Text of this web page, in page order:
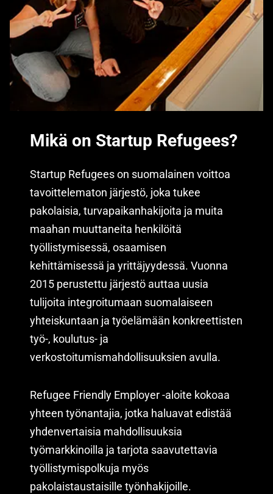
Mikä on Startup Refugees?
Startup Refugees on suomalainen voittoa
tavoittelematon järjestö, joka tukee
pakolaisia, turvapaikanhakijoita ja muita
maahan muuttaneita henkilöitä
työllistymisessä, osaamisen
kehittämisessä ja yrittäjyydessä. Vuonna
2015 perustettu järjestö auttaa uusia
tulijoita integroitumaan suomalaiseen
yhteiskuntaan ja työelämään konkreettisten
työ-, koulutus- ja
verkostoitumismahdollisuuksien avulla.
Refugee Friendly Employer -aloite kokoaa
yhteen työnantajia, jotka haluavat edistää
yhdenvertaisia mahdollisuuksia
työmarkkinoilla ja tarjota saavutettavia
työllistymispolkuja myös
pakolaistaustaisille työnhakijoille.